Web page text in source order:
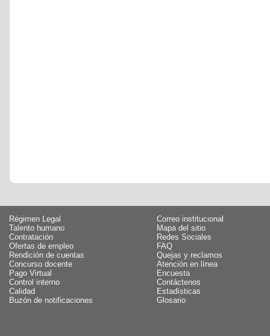
Régimen Legal
Talento humano
Contratación
Ofertas de empleo
Rendición de cuentas
Concurso docente
Pago Virtual
Control interno
Calidad
Buzón de notificaciones
Correo institucional
Mapa del sitio
Redes Sociales
FAQ
Quejas y reclamos
Atención en línea
Encuesta
Contáctenos
Estadísticas
Glosario